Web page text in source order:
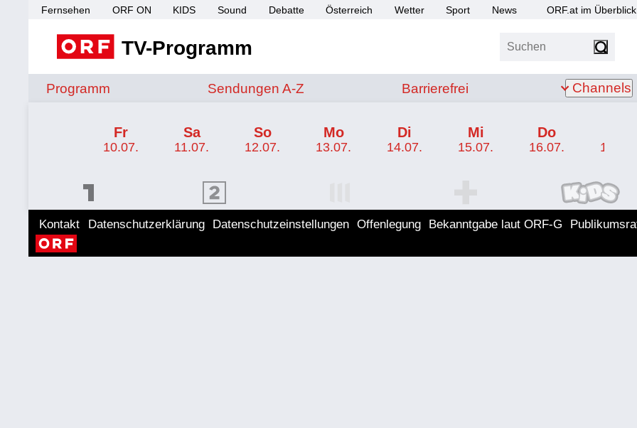
Fernsehen ORF ON KIDS Sound Debatte Österreich Wetter Sport News ORF.at im Überblick
TV-Programm Suchen
Programm Sendungen von A bis Z
Sendungen A-Z Barrierefrei
Barrierefrei Channels
Fr
10.07.
Sa
11.07.
So
12.07.
Mo
13.07.
Di
14.07.
Mi
15.07.
Do
16.07. 17.07.
ORF 2 Programm ORF KIDS Programm
Kontakt Datenschutzerklärung Datenschutzeinstellungen Offenlegung Bekanntgabe laut ORF-G